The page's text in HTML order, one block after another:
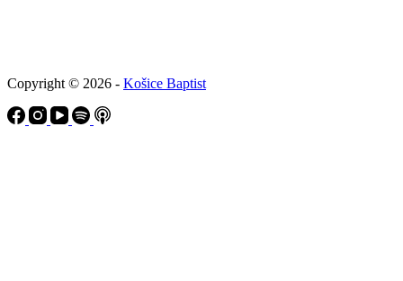
Copyright © 2026 - Košice Baptist